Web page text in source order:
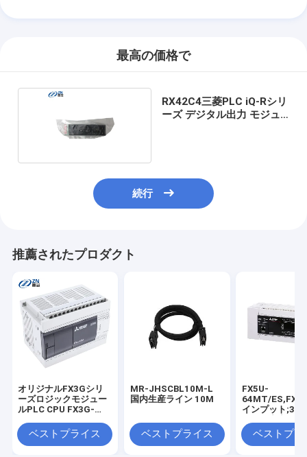
最高の価格で
RX42C4三菱PLC iQ-Rシリ
ーズ デジタル出力 モジュ
続行
推薦されたプロダクト
オリジナルFX3Gシリ
ーズロジックモジュー
ルPLC CPU FX3G-
14MR/ES FX3G-
14MT/ES FX3G-
ベストプライス
MR-JHSCBL10M-L
国内生産ライン 10M
ベストプライス
FX5U-
64MT/
インプット;32
グ;Eth;RS-
在庫
ベストプラ